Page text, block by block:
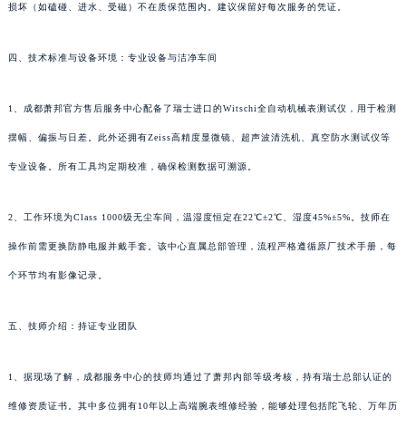
损坏（如磕碰、进水、受磁）不在质保范围内。建议保留好每次服务的凭证。
四、技术标准与设备环境：专业设备与洁净车间
1、成都萧邦官方售后服务中心配备了瑞士进口的Witschi全自动机械表测试仪，用于检测
摆幅、偏振与日差。此外还拥有Zeiss高精度显微镜、超声波清洗机、真空防水测试仪等
专业设备。所有工具均定期校准，确保检测数据可溯源。
2、工作环境为Class 1000级无尘车间，温湿度恒定在22℃±2℃、湿度45%±5%。技师在
操作前需更换防静电服并戴手套。该中心直属总部管理，流程严格遵循原厂技术手册，每
个环节均有影像记录。
五、技师介绍：持证专业团队
1、据现场了解，成都服务中心的技师均通过了萧邦内部等级考核，持有瑞士总部认证的
维修资质证书。其中多位拥有10年以上高端腕表维修经验，能够处理包括陀飞轮、万年历